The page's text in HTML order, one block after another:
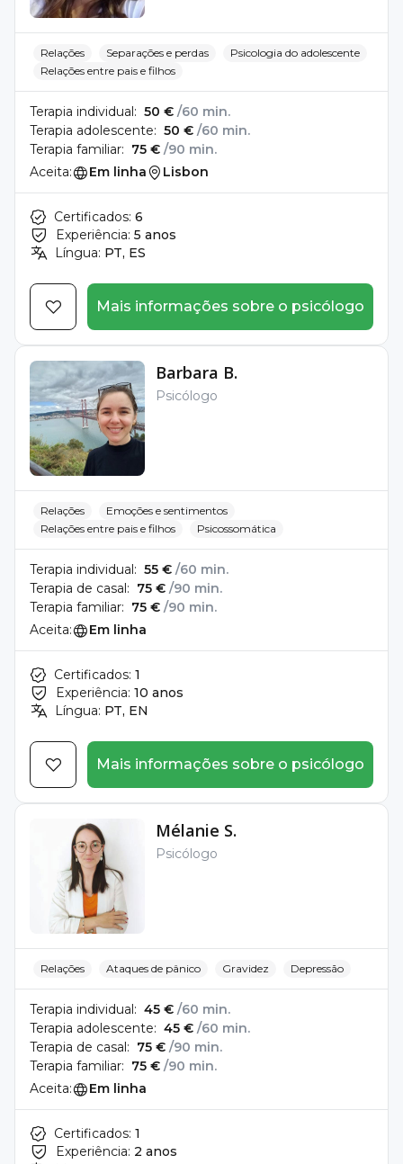
Relações Separações e perdas
Psicologia do adolescente
Relações entre pais e filhos
Terapia individual: 50 € /60 min.
Terapia adolescente: 50 € /60 min.
Terapia familiar: 75 € /90 min.
Aceita:
Em linha Lisbon
Certificados: 6
Experiência: 5 anos
Língua: PT, ES
Mais informações sobre o psicólogo
Barbara B.
Psicólogo
Relações
Emoções e sentimentos
Relações entre pais e filhos
Psicossomática
Terapia individual: 55 € /60 min.
Terapia de casal: 75 € /90 min.
Terapia familiar: 75 € /90 min.
Aceita:
Em linha
Certificados: 1
Experiência: 10 anos
Língua: PT, EN
Mais informações sobre o psicólogo
Mélanie S.
Psicólogo
Relações Ataques de pânico Gravidez Depressão
Terapia individual: 45 € /60 min.
Terapia adolescente: 45 € /60 min.
Terapia de casal: 75 € /90 min.
Terapia familiar: 75 € /90 min.
Aceita:
Em linha
Certificados: 1
Experiência: 2 anos